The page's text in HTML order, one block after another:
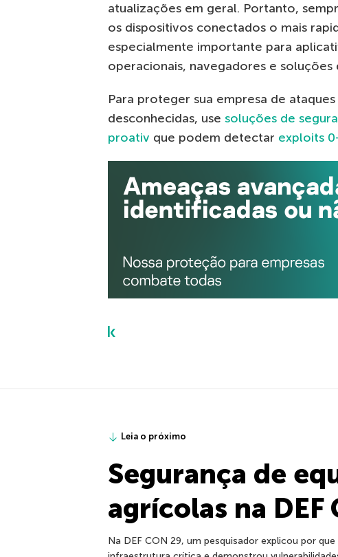
atualizações em geral. Portanto,
os dispositivos conectados o mais
especialmente importante para
operacionais, navegadores e soluções
Para proteger sua empresa de
desconhecidas, use soluções de
proativ que podem detectar exploits
Leia o próximo
Segurança de
agrícolas na DEF
Na DEF CON 29, um pesquisador explicou por